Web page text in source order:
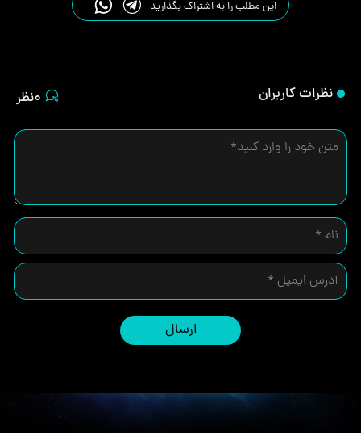
این مطلب را به اشتراک بگذارید
نظرات کاربران 0نظر
ارسال